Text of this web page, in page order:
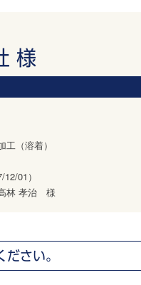
様
（溶着）
01）
林 孝治 様
さい。